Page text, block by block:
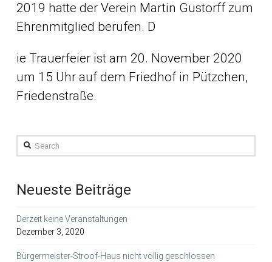
2019 hatte der Verein Martin Gustorff zum
Ehrenmitglied berufen. D
ie Trauerfeier ist am 20. November 2020
um 15 Uhr auf dem Friedhof in Pützchen,
Friedenstraße.
Search
Neueste Beiträge
Derzeit keine Veranstaltungen
Dezember 3, 2020
Bürgermeister-Stroof-Haus nicht völlig geschlossen